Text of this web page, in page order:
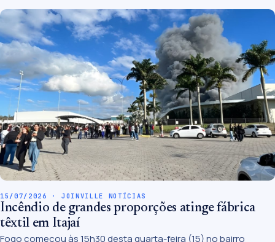
15/07/2026 · JOINVILLE NOTÍCIAS
Incêndio de grandes proporções atinge fábrica
têxtil em Itajaí
Fogo começou às 15h30 desta quarta-feira (15) no bairro